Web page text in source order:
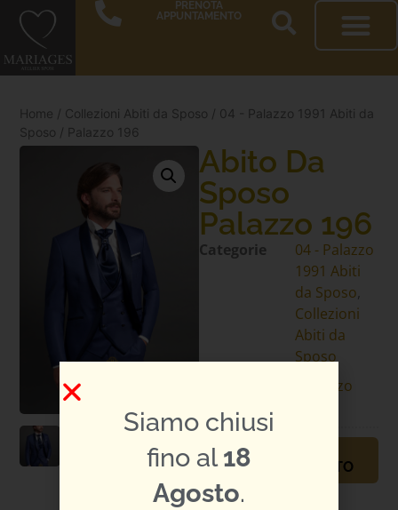
PRENOTA
APPUNTAMENTO
Home / Collezioni Abiti da Sposo / 04 - Palazzo 1991 Abiti da
Sposo / Palazzo 196
Abito Da
Sposo
Palazzo 196
Categorie
04 - Palazzo
1991 Abiti
da Sposo
Collezioni
Abiti da
Sposo
abito:
palazzo
APPUNTAMENTO
TI PIACE L'ABITO?
Siamo chiusi
fino al18
Agosto.